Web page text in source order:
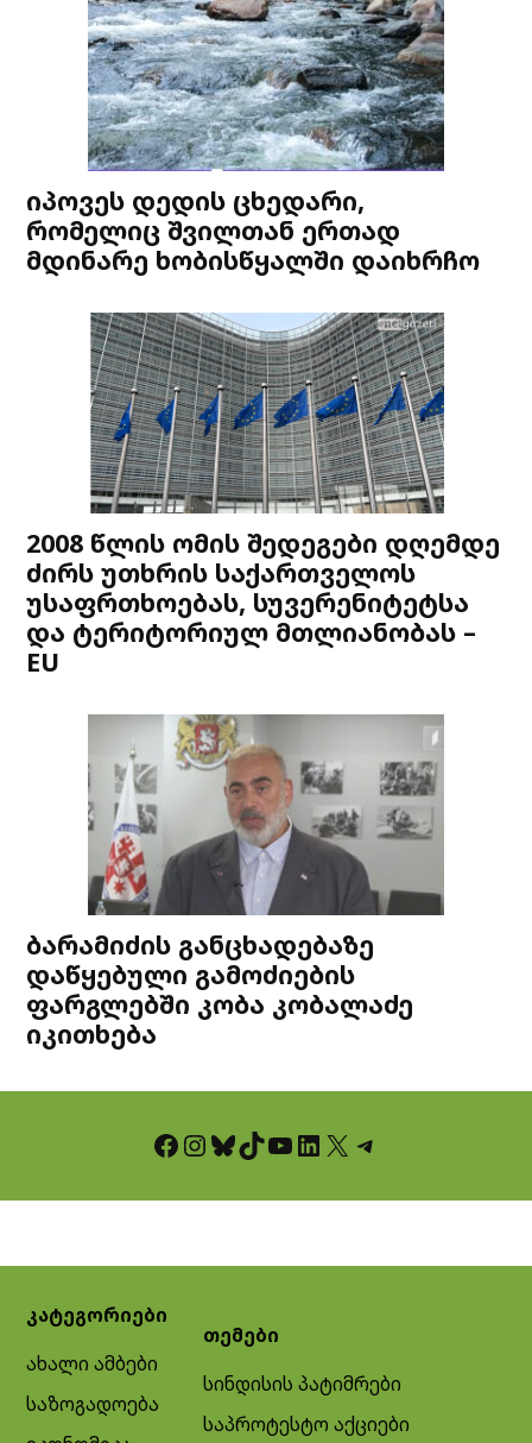
იპოვეს დედის ცხედარი,
რომელიც შვილთან ერთად
მდინარე ხობისწყალში დაიხრჩო
2008 წლის ომის შედეგები დღემდე
ძირს უთხრის საქართველოს
უსაფრთხოებას, სუვერენიტეტსა
და ტერიტორიულ მთლიანობას –
EU
ბარამიძის განცხადებაზე
დაწყებული გამოძიების
ფარგლებში კობა კობალაძე
იკითხება
Facebook InstagramBluesky TikTok YouTube LinkedIn X Telegram
კატეგორიები
ახალი ამბები
საზოგადოება
თემები
სინდისის პატიმრები
საპროტესტო აქციები